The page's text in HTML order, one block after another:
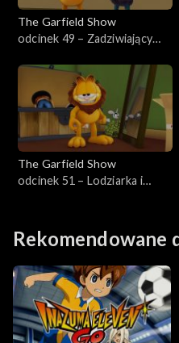
The Garfield Show
odcinek 49 – Zadziwiający
The Garfield Show
odcinek 51 – Lodziarka i
Rekomendowane